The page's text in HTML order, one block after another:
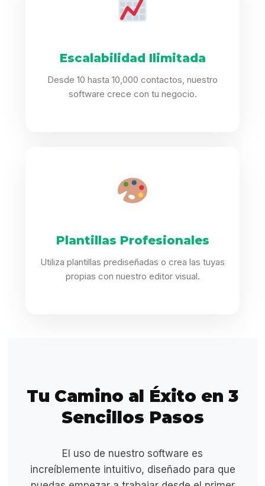
Escalabilidad Ilimitada
Desde 10 hasta 10,000 contactos, nuestro
software crece con tu negocio.
Plantillas Profesionales
Utiliza plantillas prediseñadas o crea las tuyas
propias con nuestro editor visual.
Tu Camino al Éxito en 3
Sencillos Pasos
El uso de nuestro software es
increíblemente intuitivo, diseñado para que